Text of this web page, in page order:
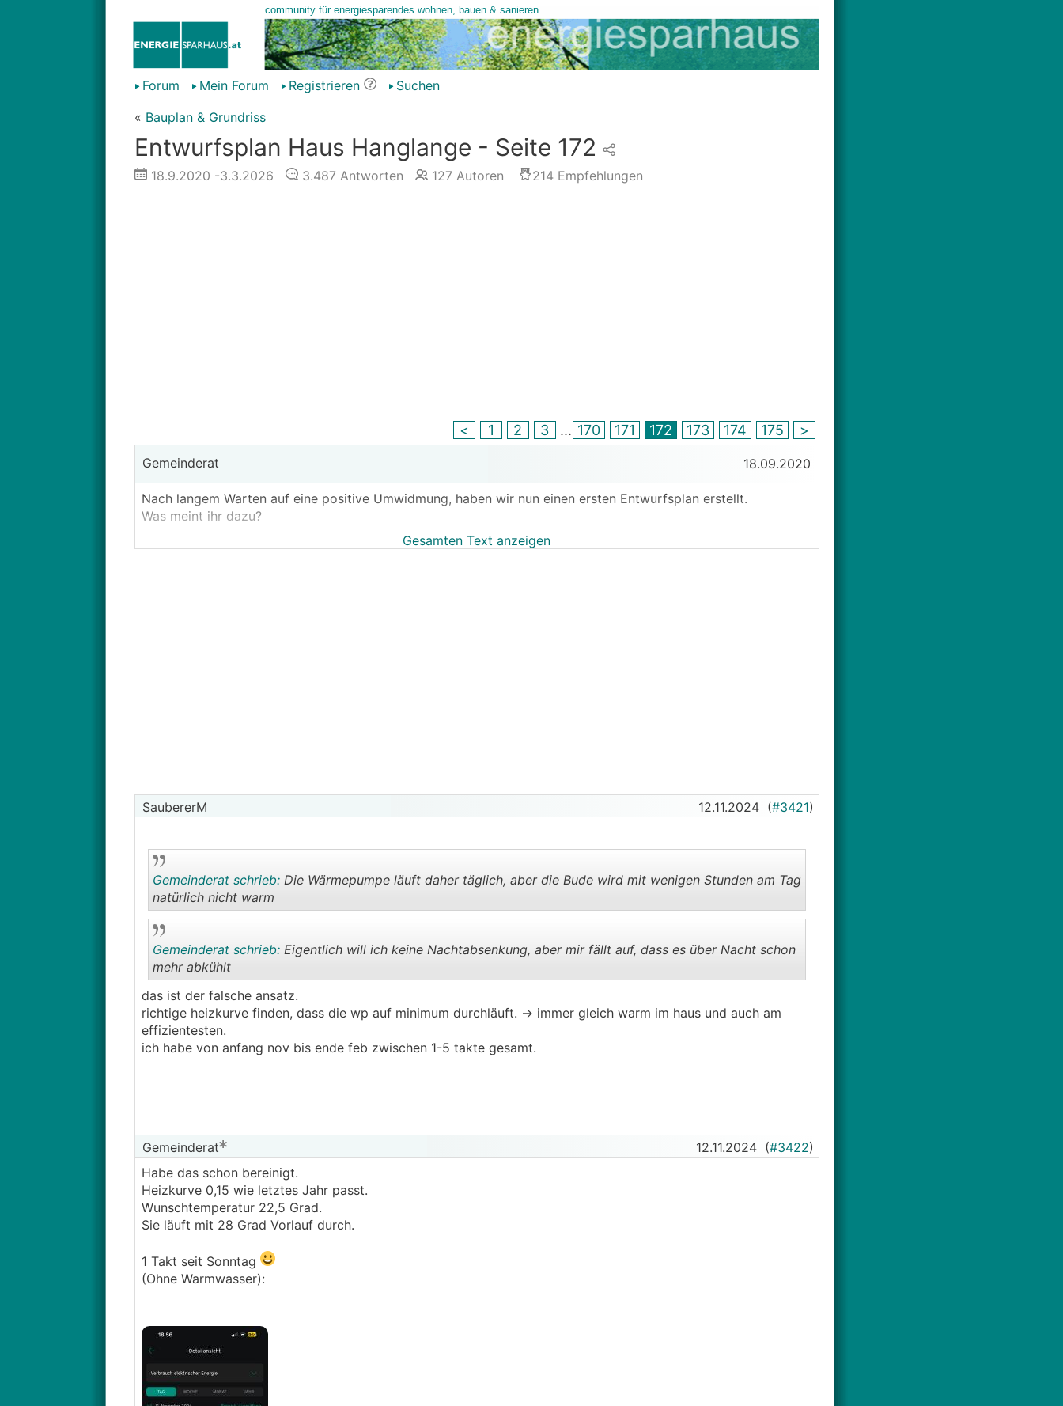
Forum Mein Forum Registrieren
Suchen
« Bauplan & Grundriss
Entwurfsplan Haus Hanglange - Seite 172
18.9.2020 -3.3.2026 3.487Antworten 127Autoren 214Empfehlungen
< 1 2 3 ... 170 171 172 173 174 175 >
Gemeinderat 18.09.2020
Nach langem Warten auf eine positive Umwidmung, haben wir nun einen ersten Entwurfsplan erstellt.
Was meint ihr dazu?
Gesamten Text anzeigen
SaubererM 12.11.2024 (#3421)
.
Gemeinderat schrieb:Die Wärmepumpe läuft daher täglich, aber die Bude wird mit wenigen Stunden am Tag
natürlich nicht warm
..
Gemeinderat schrieb:Eigentlich will ich keine Nachtabsenkung, aber mir fällt auf, dass es über Nacht schon
mehr abkühlt
das ist der falsche ansatz.
richtige heizkurve finden, dass die wp auf minimum durchläuft. -> immer gleich warm im haus und auch am
effizientesten.
ich habe von anfang nov bis ende feb zwischen 1-5 takte gesamt.
Gemeinderat 12.11.2024 (#3422)
Habe das schon bereinigt.
Heizkurve 0,15 wie letztes Jahr passt.
Wunschtemperatur 22,5 Grad.
Sie läuft mit 28 Grad Vorlauf durch.
1 Takt seit Sonntag
(Ohne Warmwasser):